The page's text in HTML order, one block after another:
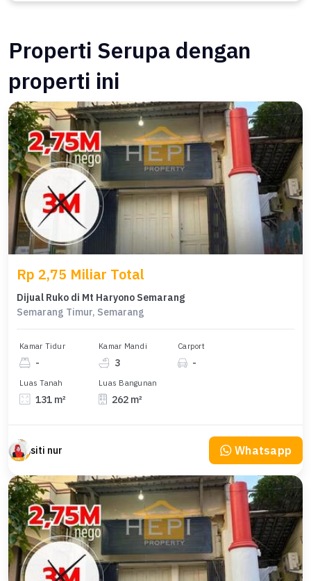
Properti Serupa dengan
properti ini
Rp 2,75 Miliar Total
Dijual Ruko di Mt Haryono Semarang
Semarang Timur, Semarang
Kamar Tidur
-
Kamar Mandi
3
Carport
-
Luas Tanah
131 m²
Luas Bangunan
262 m²
siti nur Whatsapp